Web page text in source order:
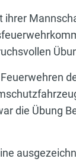
die Übung